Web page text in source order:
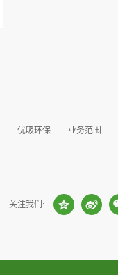
优吸环保 业务范围
关注我们: